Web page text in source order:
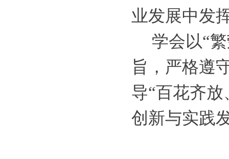
业发展中发
学会以“
旨，严格遵
导“百花齐
创新与实践